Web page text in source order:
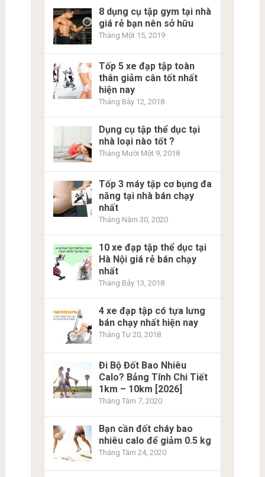
8 dụng cụ tập gym tại nhà
giá rẻ bạn nên sở hữu
Tháng Một 15, 2019
Tốp 5 xe đạp tập toàn
thân giảm cân tốt nhất
hiện nay
Tháng Bảy 12, 2018
Dụng cụ tập thể dục tại
nhà loại nào tốt ?
Tháng Mười Một 9, 2018
Tốp 3 máy tập cơ bụng đa
năng tại nhà bán chạy
nhất
Tháng Năm 30, 2020
10 xe đạp tập thể dục tại
Hà Nội giá rẻ bán chạy
nhất
Tháng Bảy 13, 2018
4 xe đạp tập có tựa lưng
bán chạy nhất hiện nay
Tháng Tư 20, 2018
Đi Bộ Đốt Bao Nhiêu
Calo? Bảng Tính Chi Tiết
1km – 10km [2026]
Tháng Tám 7, 2020
Bạn cần đốt cháy bao
nhiêu calo để giảm 0.5 kg
Tháng Tám 24, 2020